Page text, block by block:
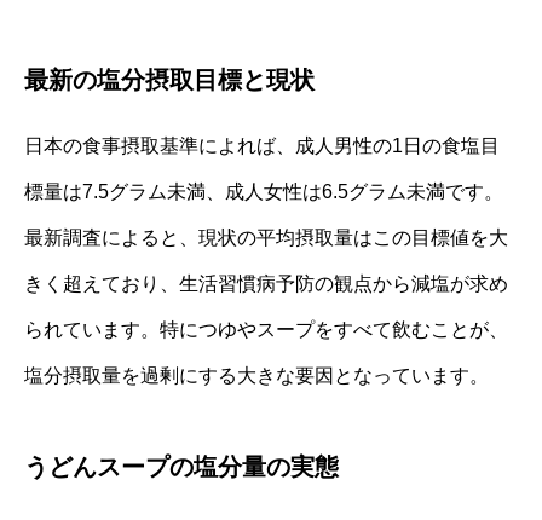
最新の塩分摂取目標と現状
日本の食事摂取基準によれば、成人男性の1日の食塩目
標量は7.5グラム未満、成人女性は6.5グラム未満です。
最新調査によると、現状の平均摂取量はこの目標値を大
きく超えており、生活習慣病予防の観点から減塩が求め
られています。特につゆやスープをすべて飲むことが、
塩分摂取量を過剰にする大きな要因となっています。
うどんスープの塩分量の実態